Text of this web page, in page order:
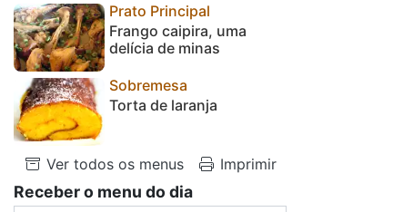
Prato Principal
Frango caipira, uma
delícia de minas
Sobremesa
Torta de laranja
Ver todos os menus Imprimir
Receber o menu do dia